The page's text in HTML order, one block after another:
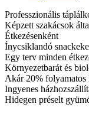
Professzionális
Képzett szakácsok
Étkezésenként
Ínycsiklandó
Egy terv minden
Környezetbarát és
Akár 20% folyamatos
Ingyenes
Hidegen préselt